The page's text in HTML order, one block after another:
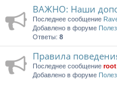
ВАЖНО: Наши
Последнее сообщение
Добавлено в форуме
Ответы: 8
Правила
Последнее сообщение root
Добавлено в форуме